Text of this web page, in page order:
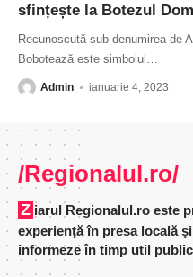
sfințește la Botezul
Recunoscută sub denumirea de
Bobotează este simbolul …
Admin ianuarie 4, 2023
/Regionalul.ro/
Ziarul Regionalul.ro este produsul unei echipe cu
experienţă în presa locală
informeze în timp util